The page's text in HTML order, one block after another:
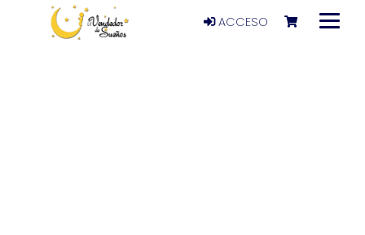
ACCESO